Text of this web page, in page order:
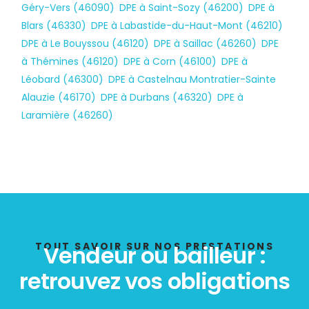
Géry-Vers (46090) ,DPE à Saint-Sozy (46200) ,DPE à
Blars (46330) ,DPE à Labastide-du-Haut-Mont (46210)
DPE à Le Bouyssou (46120) ,DPE à Saillac (46260) ,DPE
à Thémines (46120) ,DPE à Corn (46100) ,DPE à
Léobard (46300) ,DPE à Castelnau Montratier-Sainte
Alauzie (46170) ,DPE à Durbans (46320) ,DPE à
Laramière (46260)
TOUT SAVOIR SUR NOS PRESTATIONS
Vendeur ou bailleur :
retrouvez vos obligations